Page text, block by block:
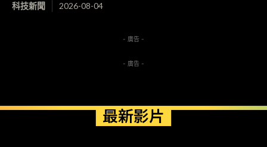
科技新聞 2026-08-04
- 廣告 -
- 廣告 -
最新影片